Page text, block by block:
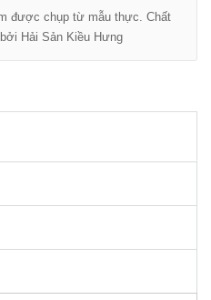
được chụp từ mẫu thực. Chất
Hải Sản Kiều Hưng